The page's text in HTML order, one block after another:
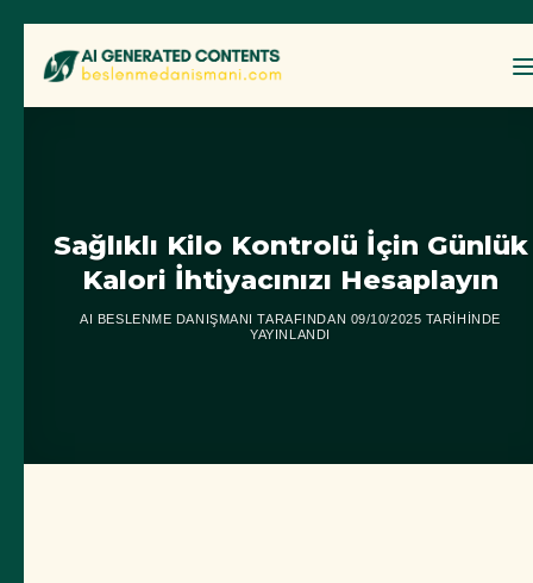
atla
Sağlıklı Kilo Kontrolü İçin Günlük
Kalori İhtiyacınızı Hesaplayın
AI BESLENME DANIŞMANI TARAFINDAN 09/10/2025 TARIHINDE
YAYINLANDI